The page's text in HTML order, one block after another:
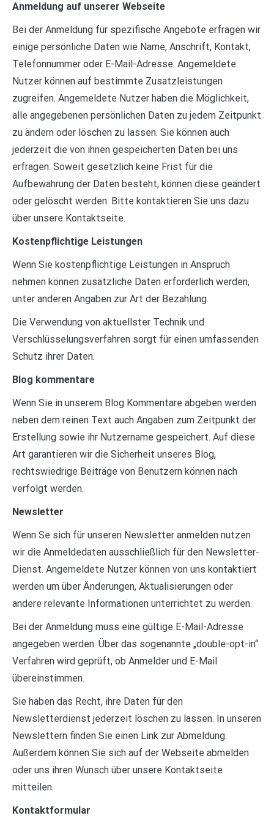
Anmeldung auf unserer Webseite
Bei der Anmeldung für spezifische Angebote erfragen wir
einige persönliche Daten wie Name, Anschrift, Kontakt,
Telefonnummer oder E-Mail-Adresse. Angemeldete
Nutzer können auf bestimmte Zusatzleistungen
zugreifen. Angemeldete Nutzer haben die Möglichkeit,
alle angegebenen persönlichen Daten zu jedem Zeitpunkt
zu ändern oder löschen zu lassen. Sie können auch
jederzeit die von ihnen gespeicherten Daten bei uns
erfragen. Soweit gesetzlich keine Frist für die
Aufbewahrung der Daten besteht, können diese geändert
oder gelöscht werden. Bitte kontaktieren Sie uns dazu
über unsere Kontaktseite.
Kostenpflichtige Leistungen
Wenn Sie kostenpflichtige Leistungen in Anspruch
nehmen können zusätzliche Daten erforderlich werden,
unter anderen Angaben zur Art der Bezahlung.
Die Verwendung von aktuellster Technik und
Verschlüsselungsverfahren sorgt für einen umfassenden
Schutz ihrer Daten.
Blog kommentare
Wenn Sie in unserem Blog Kommentare abgeben werden
neben dem reinen Text auch Angaben zum Zeitpunkt der
Erstellung sowie ihr Nutzername gespeichert. Auf diese
Art garantieren wir die Sicherheit unseres Blog,
rechtswiedrige Beiträge von Benutzern können nach
verfolgt werden.
Newsletter
Wenn Se sich für unseren Newsletter anmelden nutzen
wir die Anmeldedaten ausschließlich für den Newsletter-
Dienst. Angemeldete Nutzer können von uns kontaktiert
werden um über Änderungen, Aktualisierungen oder
andere relevante Informationen unterrichtet zu werden.
Bei der Anmeldung muss eine gültige E-Mail-Adresse
angegeben werden. Über das sogenannte „double-opt-in“
Verfahren wird geprüft, ob Anmelder und E-Mail
übereinstimmen.
Sie haben das Recht, ihre Daten für den
Newsletterdienst jederzeit löschen zu lassen. In unseren
Newslettern finden Sie einen Link zur Abmeldung.
Außerdem können Sie sich auf der Webseite abmelden
oder uns ihren Wunsch über unsere Kontaktseite
mitteilen.
Kontaktformular